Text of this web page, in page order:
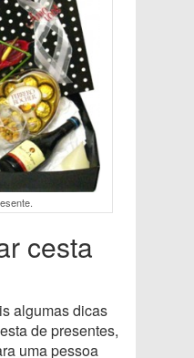
cesta
algumas dicas
de presentes,
uma pessoa